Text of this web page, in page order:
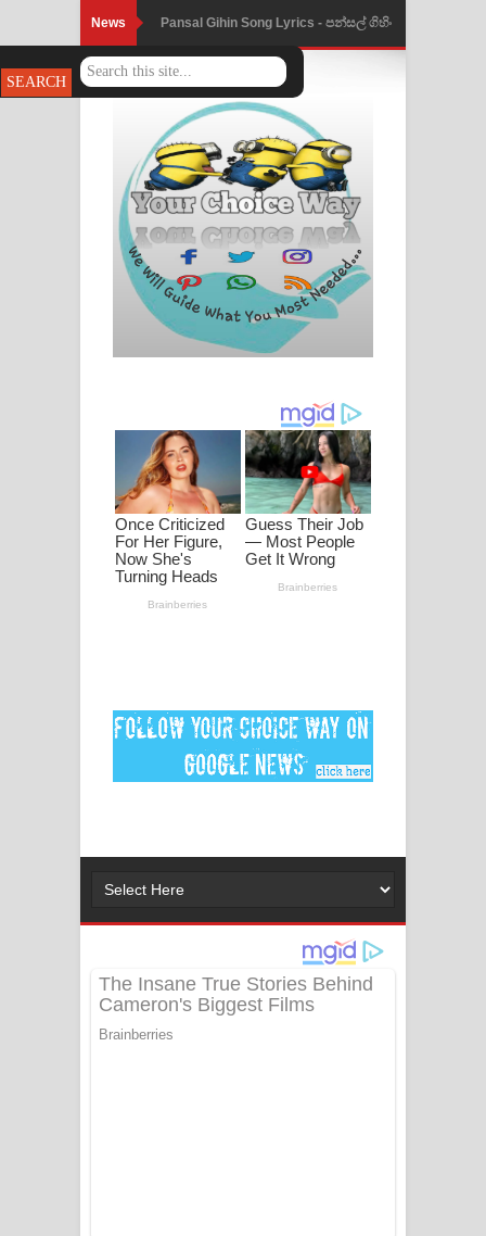
News Pansal Gihin Song Lyrics - පන්සල් ගිහිං
ගීතයේ පද පෙළ
Ankeliya Song Lyrics - අංකෙළිය ගීතයේ
පද පෙළ
DEAR GOD Song Lyrics - ඩියර් ගෝඩ්
ගීතයේ පද පෙළ
MANAMALA KATHA Song Lyrics -
මනමාල කතා ගීතයේ පද පෙළ
2026 football world cup song lyrics
Lassana Amma Song Lyrics - ලස්සන
අම්මා ගීතයේ පද පෙළ
Gemak Deela Song Lyrics - ගේමක් දීලා
නිවුනා නුඹ හින්දා ගීතයේ පද පෙළ
Numba Dun Aadare Song Lyrics - නුඹ
- ලියමුද දැන් අනාගතේ ගීතයේ පද පෙළ
පෙළ